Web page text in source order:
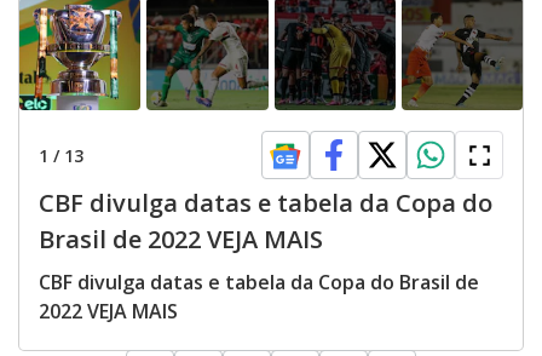
1 / 13
CBF divulga datas e tabela da Copa do
Brasil de 2022 VEJA MAIS
CBF divulga datas e tabela da Copa do Brasil de
2022 VEJA MAIS